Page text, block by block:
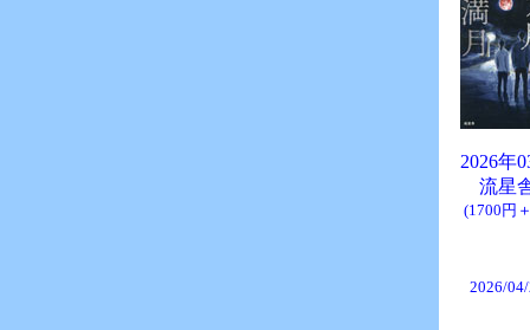
2026年
流星
(1700円
2026/